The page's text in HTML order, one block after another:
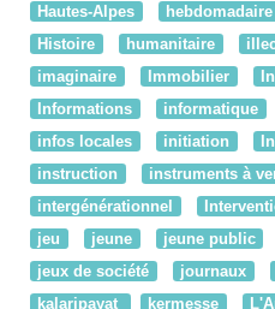
Hautes-Alpes
hebdomadaire
Histoire
humanitaire
imaginaire
Immobilier
Informations
informatique
infos locales
initiation
instruction
instruments à
intergénérationnel
jeu
jeune jeune public
jeux de société
journaux
kalaripayat
kermesse